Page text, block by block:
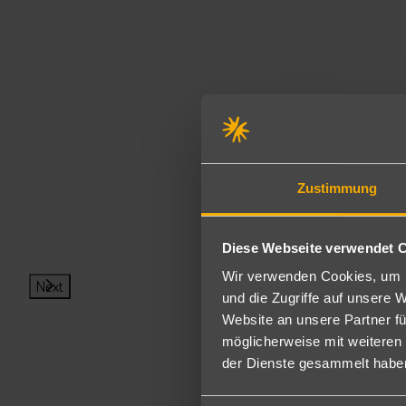
Zustimmung
Diese Webseite verwendet
Wir verwenden Cookies,
und die Zugriffe auf unsere
Website an unsere Partner
möglicherweise mit
der Dienste gesammelt
Next